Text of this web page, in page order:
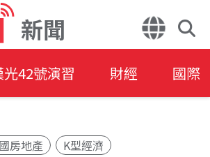
新聞
光42號演習 財經 國際
房地產 K型經濟